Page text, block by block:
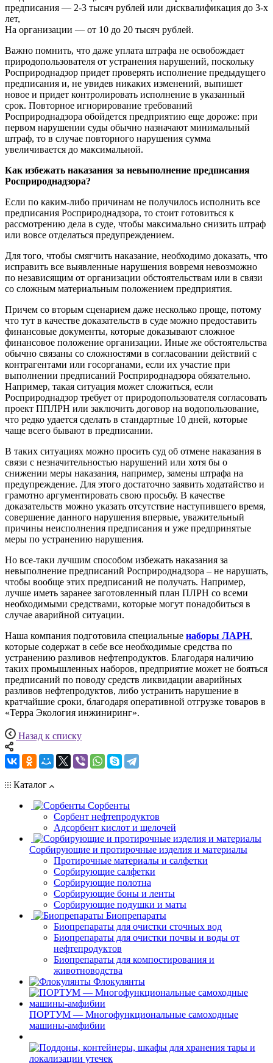
предписания — 2-3 тысяч рублей или дисквалификация до 3-х
лет,
На организации — от 10 до 20 тысяч рублей.
Важно помнить, что даже уплата штрафа не освобождает
природопользователя от устранения нарушений, поскольку
Росприроднадзор придет проверять исполнение предыдущего
предписания и, не увидев никаких изменений, выпишет
новое и придет контролировать исполнение в указанный
срок. Повторное игнорирование требований
Росприроднадзора обойдется предприятию еще дороже: при
первом нарушении суды обычно назначают минимальный
штраф, то в случае повторного нарушения сумма
увеличивается до максимальной.
Как избежать наказания за невыполнение предписания
Росприроднадзора?
Если по каким-либо причинам не получилось исполнить все
предписания Росприроднадзора, то стоит готовиться к
рассмотрению дела в суде, чтобы максимально снизить штраф
или вовсе отделаться предупреждением.
Для того, чтобы смягчить наказание, необходимо доказать, что
исправить все выявленные нарушения вовремя невозможно
по независящим от организации обстоятельствам или в связи
со сложным материальным положением предприятия.
Причем со вторым сценарием даже несколько проще, потому
что тут в качестве доказательств в суде можно предоставить
финансовые документы, которые доказывают сложное
финансовое положение организации. Иные же обстоятельства
обычно связаны со сложностями в согласовании действий с
контрагентами или госорганами, если их участие при
выполнении предписаний Росприроднадзора обязательно.
Например, такая ситуация может сложиться, если
Росприроднадзор требует от природопользователя согласовать
проект ППЛРН или заключить договор на водопользование,
что редко удается сделать в стандартные 10 дней, которые
чаще всего бывают в предписании.
В таких ситуациях можно просить суд об отмене наказания в
связи с незначительностью нарушений или хотя бы о
снижении меры наказания, например, замены штрафа на
предупреждение. Для этого достаточно заявить ходатайство и
грамотно аргументировать свою просьбу. В качестве
доказательств можно указать отсутствие наступившего время,
совершение данного нарушения впервые, уважительный
причины неисполнения предписания и уже предпринятые
меры по устранению нарушения.
Но все-таки лучшим способом избежать наказания за
невыполнение предписаний Росприроднадзора – не нарушать,
чтобы вообще этих предписаний не получать. Например,
лучше иметь заранее заготовленный план ПЛРН со всеми
необходимыми средствами, которые могут понадобиться в
случае аварийной ситуации.
Наша компания подготовила специальные наборы ЛАРН,
которые содержат в себе все необходимые средства по
устранению разливов нефтепродуктов. Благодаря наличию
таких промышленных наборов, предприятие может не бояться
предписаний по поводу средств ликвидации аварийных
разливов нефтепродуктов, либо устранить нарушение в
кратчайшие сроки, благодаря оперативной отгрузке товаров в
«Терра Экология инжиниринг».
Назад к списку
Каталог
Сорбенты
Сорбент нефтепродуктов
Адсорбент кислот и щелочей
Сорбирующие и протирочные изделия и материалы
Протирочные материалы и салфетки
Сорбирующие салфетки
Сорбирующие полотна
Сорбирующие боны и ленты
Сорбирующие подушки и маты
Биопрепараты
Биопрепараты для очистки сточных вод
Биопрепараты для очистки почвы и воды от
нефтепродуктов
Биопрепараты для компостирования и
животноводства
Флокулянты
ПОРТУМ — Многофункциональные самоходные
машины-амфибии